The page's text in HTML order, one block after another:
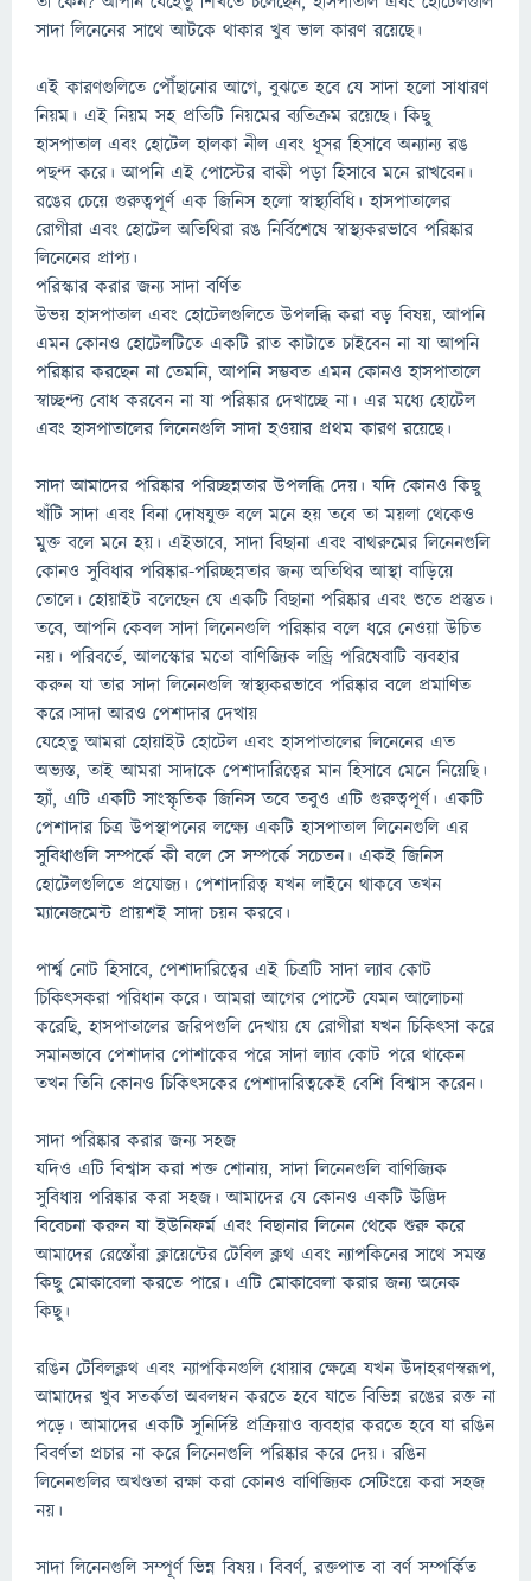
সাদা লিনেনের সাথে আটকে থাকার খুব ভাল কারণ রয়েছে।
এই কারণগুলিতে পৌঁছানোর আগে, বুঝতে হবে যে সাদা হলো সাধারণ
নিয়ম। এই নিয়ম সহ প্রতিটি নিয়মের ব্যতিক্রম রয়েছে। কিছু
হাসপাতাল এবং হোটেল হালকা নীল এবং ধূসর হিসাবে অন্যান্য রঙ
পছন্দ করে। আপনি এই পোস্টের বাকী পড়া হিসাবে মনে রাখবেন।
রঙের চেয়ে গুরুত্বপূর্ণ এক জিনিস হলো স্বাস্থ্যবিধি। হাসপাতালের
রোগীরা এবং হোটেল অতিথিরা রঙ নির্বিশেষে স্বাস্থ্যকরভাবে পরিষ্কার
লিনেনের প্রাপ্য।
পরিস্কার করার জন্য সাদা বর্ণিত
উভয় হাসপাতাল এবং হোটেলগুলিতে উপলব্ধি করা বড় বিষয়, আপনি
এমন কোনও হোটেলটিতে একটি রাত কাটাতে চাইবেন না যা আপনি
পরিষ্কার করছেন না তেমনি, আপনি সম্ভবত এমন কোনও হাসপাতালে
স্বাচ্ছন্দ্য বোধ করবেন না যা পরিষ্কার দেখাচ্ছে না। এর মধ্যে হোটেল
এবং হাসপাতালের লিনেনগুলি সাদা হওয়ার প্রথম কারণ রয়েছে।
সাদা আমাদের পরিষ্কার পরিচ্ছন্নতার উপলব্ধি দেয়। যদি কোনও কিছু
খাঁটি সাদা এবং বিনা দোষযুক্ত বলে মনে হয় তবে তা ময়লা থেকেও
মুক্ত বলে মনে হয়। এইভাবে, সাদা বিছানা এবং বাথরুমের লিনেনগুলি
কোনও সুবিধার পরিষ্কার-পরিচ্ছন্নতার জন্য অতিথির আস্থা বাড়িয়ে
তোলে। হোয়াইট বলেছেন যে একটি বিছানা পরিষ্কার এবং শুতে প্রস্তুত।
তবে, আপনি কেবল সাদা লিনেনগুলি পরিষ্কার বলে ধরে নেওয়া উচিত
নয়। পরিবর্তে, আলস্কোর মতো বাণিজ্যিক লন্ড্রি পরিষেবাটি ব্যবহার
করুন যা তার সাদা লিনেনগুলি স্বাস্থ্যকরভাবে পরিষ্কার বলে প্রমাণিত
করে।সাদা আরও পেশাদার দেখায়
যেহেতু আমরা হোয়াইট হোটেল এবং হাসপাতালের লিনেনের এত
অভ্যস্ত, তাই আমরা সাদাকে পেশাদারিত্বের মান হিসাবে মেনে নিয়েছি।
হ্যাঁ, এটি একটি সাংস্কৃতিক জিনিস তবে তবুও এটি গুরুত্বপূর্ণ। একটি
পেশাদার চিত্র উপস্থাপনের লক্ষ্যে একটি হাসপাতাল লিনেনগুলি এর
সুবিধাগুলি সম্পর্কে কী বলে সে সম্পর্কে সচেতন। একই জিনিস
হোটেলগুলিতে প্রযোজ্য। পেশাদারিত্ব যখন লাইনে থাকবে তখন
ম্যানেজমেন্ট প্রায়শই সাদা চয়ন করবে।
পার্শ্ব নোট হিসাবে, পেশাদারিত্বের এই চিত্রটি সাদা ল্যাব কোট
চিকিৎসকরা পরিধান করে। আমরা আগের পোস্টে যেমন আলোচনা
করেছি, হাসপাতালের জরিপগুলি দেখায় যে রোগীরা যখন চিকিৎসা করে
সমানভাবে পেশাদার পোশাকের পরে সাদা ল্যাব কোট পরে থাকেন
তখন তিনি কোনও চিকিত্সকের পেশাদারিত্বকেই বেশি বিশ্বাস করেন।
সাদা পরিষ্কার করার জন্য সহজ
যদিও এটি বিশ্বাস করা শক্ত শোনায়, সাদা লিনেনগুলি বাণিজ্যিক
সুবিধায় পরিষ্কার করা সহজ। আমাদের যে কোনও একটি উদ্ভিদ
বিবেচনা করুন যা ইউনিফর্ম এবং বিছানার লিনেন থেকে শুরু করে
আমাদের রেস্তোঁরা ক্লায়েন্টের টেবিল ক্লথ এবং ন্যাপকিনের সাথে সমস্ত
কিছু মোকাবেলা করতে পারে। এটি মোকাবেলা করার জন্য অনেক
কিছু।
রঙিন টেবিলক্লথ এবং ন্যাপকিনগুলি ধোয়ার ক্ষেত্রে যখন উদাহরণস্বরূপ,
আমাদের খুব সতর্কতা অবলম্বন করতে হবে যাতে বিভিন্ন রঙের রক্ত ​​না
পড়ে। আমাদের একটি সুনির্দিষ্ট প্রক্রিয়াও ব্যবহার করতে হবে যা রঙিন
বিবর্ণতা প্রচার না করে লিনেনগুলি পরিষ্কার করে দেয়। রঙিন
লিনেনগুলির অখণ্ডতা রক্ষা করা কোনও বাণিজ্যিক সেটিংয়ে করা সহজ
নয়।
সাদা লিনেনগুলি সম্পূর্ণ ভিন্ন বিষয়। বিবর্ণ, রক্তপাত বা বর্ণ সম্পর্কিত